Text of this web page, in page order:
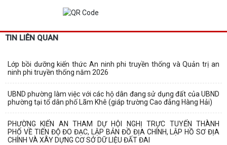
TIN LIÊN QUAN
Lớp bồi dưỡng kiến thức An ninh phi truyền thống và Quản trị an
ninh phi truyền thống năm 2026
UBND phường làm việc với các hộ dân đang sử dụng đất của UBND
phường tại tổ dân phố Lãm Khê (giáp trường Cao đẳng Hàng Hải)
PHƯỜNG KIẾN AN THAM DỰ HỘI NGHỊ TRỰC TUYẾN THÀNH
PHỐ VỀ TIẾN ĐỘ ĐO ĐẠC, LẬP BẢN ĐỒ ĐỊA CHÍNH, LẬP HỒ SƠ ĐỊA
CHÍNH VÀ XÂY DỰNG CƠ SỞ DỮ LIỆU ĐẤT ĐAI